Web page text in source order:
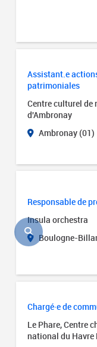
Assistant.e
patrimoniales
Centre culturel de
d'Ambronay
Ambronay (01)
Responsable de
Insula orchestra
Boulogne-
Chargé·e de
Le Phare, Centre
national du Havre